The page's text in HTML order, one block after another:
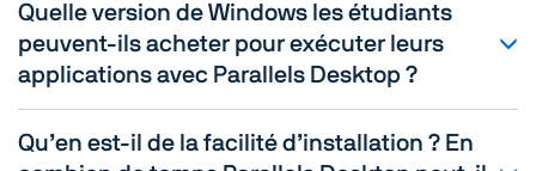
Quelle version de Windows les étudiants
peuvent-ils acheter pour exécuter leurs
applications avec Parallels Desktop ?
Qu’en est-il de la facilité d’installation ? En